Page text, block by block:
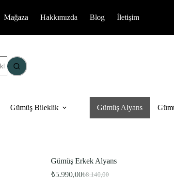
Mağaza Hakkımızda Blog İletişim
Gümüş Bileklik Gümüş Alyans
Gümüş Erkek Alyans
₺8.140,00
Orijinal
₺5.990,00Şu
Bu ürünü şu an12
Bu ürün2kişinin sepetinde.